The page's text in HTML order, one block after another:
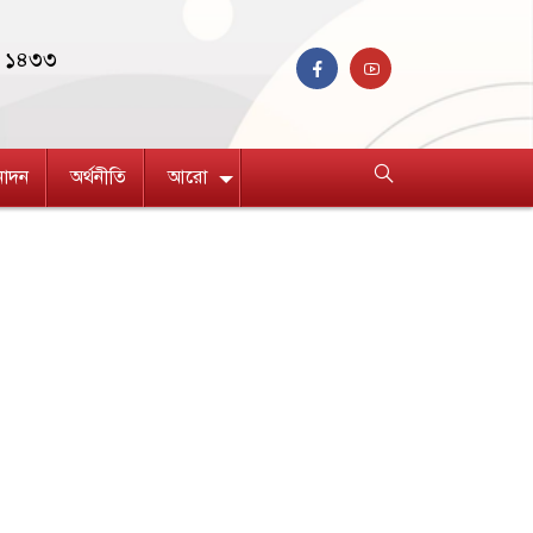
১৪৩৩
অর্থনীতি আরো